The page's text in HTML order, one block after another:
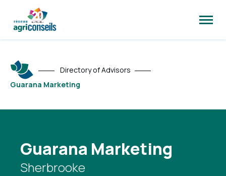
site
Directory of Advisors
Guarana Marketing
Guarana Marketing
Sherbrooke